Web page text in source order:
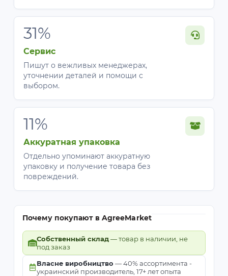
31%
Сервис
Пишут о вежливых менеджерах,
уточнении деталей и помощи с
выбором.
11%
Аккуратная упаковка
Отдельно упоминают аккуратную
упаковку и получение товара без
повреждений.
Почему покупают в AgreeMarket
Собственный склад— товар в наличии, не
под заказ
Власне виробництво — 40% ассортимента -
украинский производитель, 17+ лет опыта